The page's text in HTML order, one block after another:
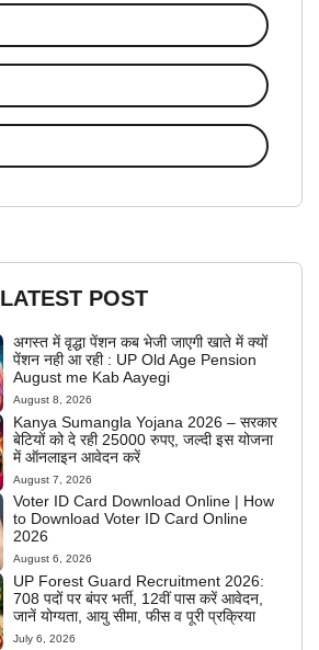
LATEST POST
अगस्त में वृद्धा पेंशन कब भेजी जाएगी खाते में क्यों
पेंशन नही आ रही : UP Old Age Pension
August me Kab Aayegi
August 8, 2026
Kanya Sumangla Yojana 2026 – सरकार
बेटियों को दे रही 25000 रुपए, जल्दी इस योजना
में ऑनलाइन आवेदन करें
August 7, 2026
Voter ID Card Download Online | How
to Download Voter ID Card Online
2026
August 6, 2026
UP Forest Guard Recruitment 2026:
708 पदों पर बंपर भर्ती, 12वीं पास करें आवेदन,
जानें योग्यता, आयु सीमा, फीस व पूरी प्रक्रिया
July 6, 2026